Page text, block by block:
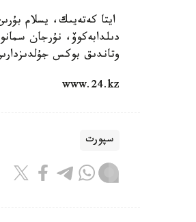
ايتا كەتەيىك، يسلام
وتاندىق بوكس
www.24.kz
سپورت